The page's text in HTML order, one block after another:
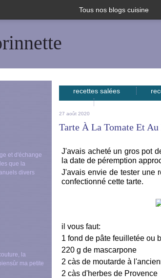
Tous nos blogs cuisine
et d'échange
que la
divers
recettes salées
avec...
27 août 2020
Tarte À La Tomate Et Au
J'avais acheté un gros pot
la date de péremption
J'avais envie de tester une
confectionné cette tarte.
il vous faut:
1 fond de pâte feuilletée ou
220 g de mascarpone
2 càs de moutarde à
2 càs d'herbes de Provence